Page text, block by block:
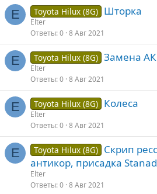
E Toyota Hilux (8G) Шторка
Elter
Ответы 0 8 Авг 2021
E Toyota Hilux (8G) Замена
Elter
Ответы 0 8 Авг 2021
E Toyota Hilux (8G) Колеса
Elter
Ответы 0 8 Авг 2021
E Toyota Hilux (8G) Скрип
антикор, присадка
Elter
Ответы 0 8 Авг 2021